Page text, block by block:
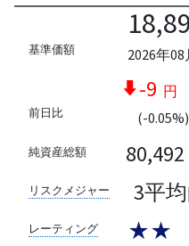
基準価額
2026年08
前日比
-9 円
(-0.05%)
純資産総額 80,492
リスクメジャー 3平
レーティング ★★